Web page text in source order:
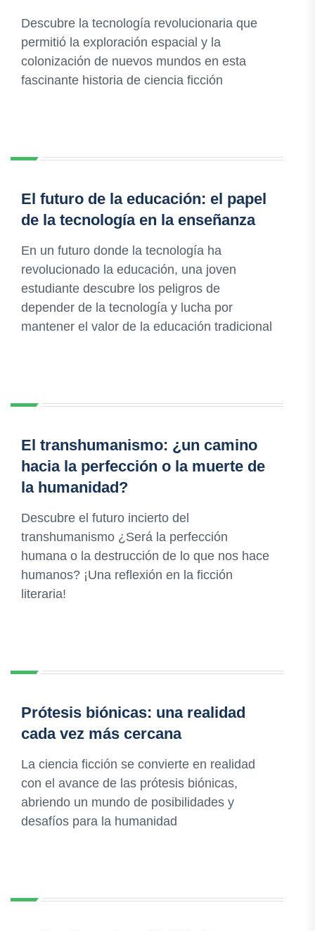
Descubre la tecnología revolucionaria que
permitió la exploración espacial y la
colonización de nuevos mundos en esta
fascinante historia de ciencia ficción
El futuro de la educación: el papel
de la tecnología en la enseñanza
En un futuro donde la tecnología ha
revolucionado la educación, una joven
estudiante descubre los peligros de
depender de la tecnología y lucha por
mantener el valor de la educación tradicional
El transhumanismo: ¿un camino
hacia la perfección o la muerte de
la humanidad?
Descubre el futuro incierto del
transhumanismo ¿Será la perfección
humana o la destrucción de lo que nos hace
humanos? ¡Una reflexión en la ficción
literaria!
Prótesis biónicas: una realidad
cada vez más cercana
La ciencia ficción se convierte en realidad
con el avance de las prótesis biónicas,
abriendo un mundo de posibilidades y
desafíos para la humanidad